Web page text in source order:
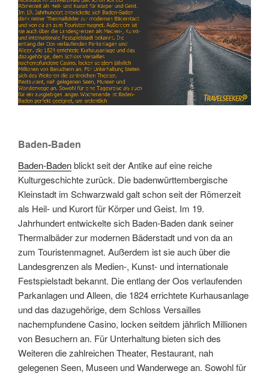
Baden-Baden
Baden-Badenblickt seit der Antike auf eine reiche
Kulturgeschichte zurück. Die badenwürttembergische
Kleinstadt im Schwarzwald galt schon seit der Römerzeit
als Heil- und Kurort für Körper und Geist. Im 19.
Jahrhundert entwickelte sich Baden-Baden dank seiner
Thermalbäder zur modernen Bäderstadt und von da an
zum Touristenmagnet. Außerdem ist sie auch über die
Landesgrenzen als Medien-, Kunst- und internationale
Festspielstadt bekannt. Die entlang der Oos verlaufenden
Parkanlagen und Alleen, die 1824 errichtete Kurhausanlage
und das dazugehörige, dem Schloss Versailles
nachempfundene Casino, locken seitdem jährlich Millionen
von Besuchern an. Für Unterhaltung bieten sich des
Weiteren die zahlreichen Theater, Restaurant, nah
gelegenen Seen, Museen und Wanderwege an. Sowohl für